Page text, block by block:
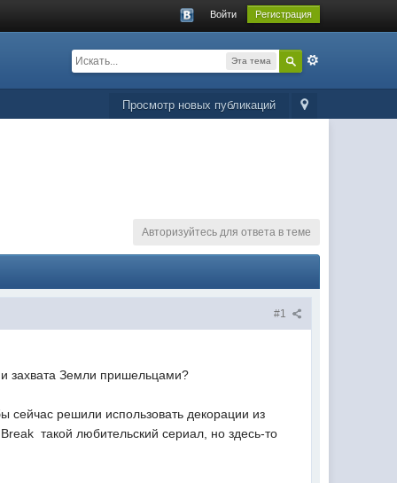
Войти Регистрация
Эта тема
Просмотр новых публикаций
Авторизуйтесь для ответа в теме
#1
захвата Земли пришельцами?
сейчас решили использовать декорации из
 такой любительский сериал, но здесь-то